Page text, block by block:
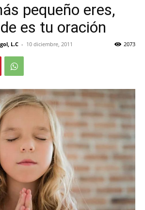
pequeño eres,
es tu oración
L.C - 10 diciembre, 2011 2073